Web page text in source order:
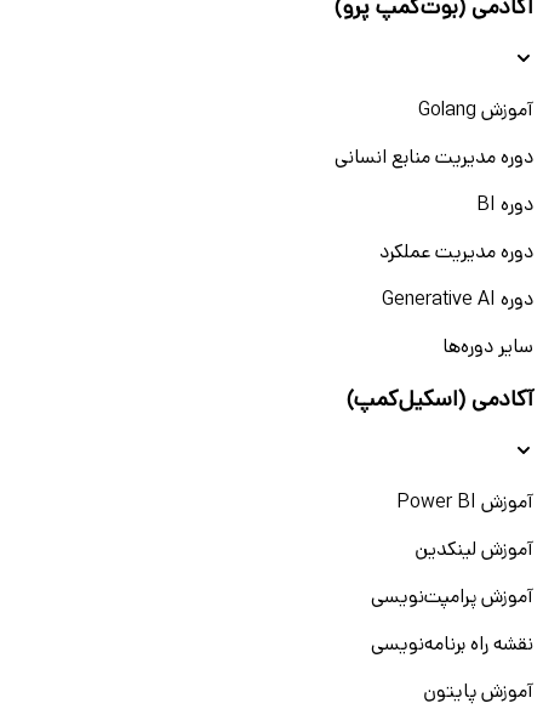
آکادمی (بوت‌کمپ پرو)
آموزش Golang
دوره مدیریت منابع انسانی
دوره BI
دوره مدیریت عملکرد
دوره Generative AI
سایر دوره‌ها
آکادمی (اسکیل‌کمپ)
آموزش Power BI
آموزش لینکدین
آموزش پرامپت‌نویسی
نقشه راه برنامه‌نویسی
آموزش پایتون